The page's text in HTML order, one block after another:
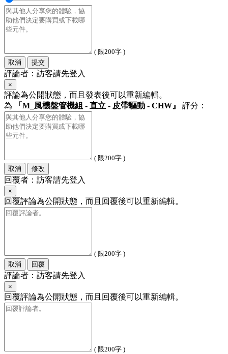
( 限200字 )
取消
提交
評論者：訪客請先登入
×
評論為公開狀態，而且發表後可以重新編輯。
為
「M_風機盤管機組 - 直立 - 皮帶驅動 - CHW』 評分：
( 限200字 )
取消
修改
回覆者：訪客請先登入
×
回覆評論為公開狀態，而且回覆後可以重新編輯。
( 限200字 )
取消
回覆
評論者：訪客請先登入
×
回覆評論為公開狀態，而且回覆後可以重新編輯。
( 限200字 )